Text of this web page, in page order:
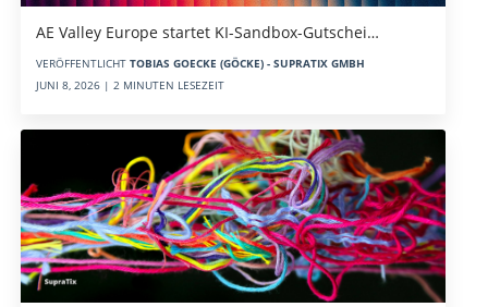
AE Valley Europe startet KI-Sandbox-Gutschei…
VERÖFFENTLICHT TOBIAS GOECKE (GÖCKE) - SUPRATIX GMBH
JUNI 8, 2026 | 2 MINUTEN LESEZEIT